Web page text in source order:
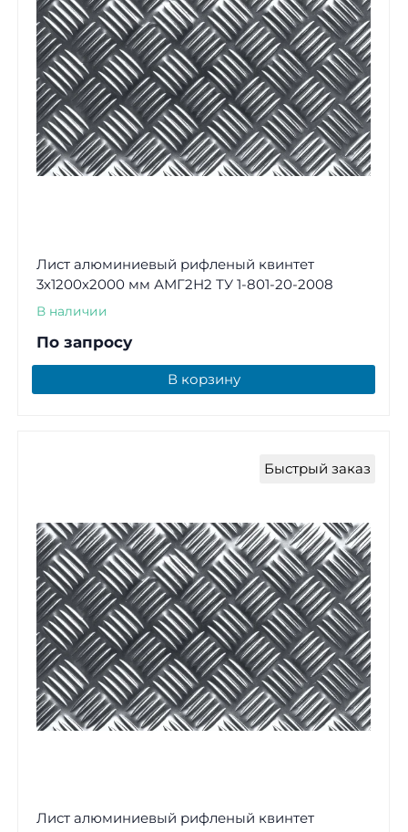
Лист алюминиевый рифленый квинтет
3х1200х2000 мм АМГ2Н2 ТУ 1-801-20-2008
В наличии
По запросу
В корзину
Быстрый заказ
Лист алюминиевый рифленый квинтет